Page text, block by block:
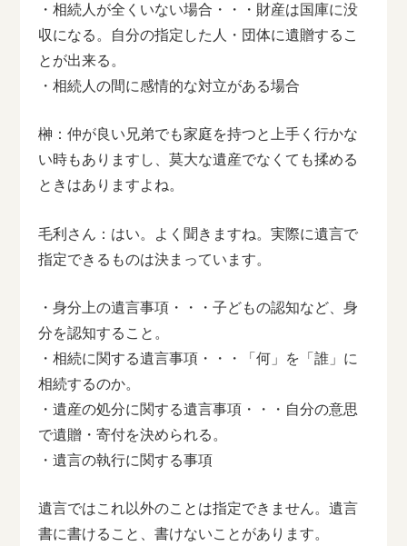
・相続人が全くいない場合・・・財産は国庫に没
収になる。自分の指定した人・団体に遺贈するこ
とが出来る。
・相続人の間に感情的な対立がある場合
榊：仲が良い兄弟でも家庭を持つと上手く行かな
い時もありますし、莫大な遺産でなくても揉める
ときはありますよね。
毛利さん：はい。よく聞きますね。実際に遺言で
指定できるものは決まっています。
・身分上の遺言事項・・・子どもの認知など、身
分を認知すること。
・相続に関する遺言事項・・・「何」を「誰」に
相続するのか。
・遺産の処分に関する遺言事項・・・自分の意思
で遺贈・寄付を決められる。
・遺言の執行に関する事項
遺言ではこれ以外のことは指定できません。遺言
書に書けること、書けないことがあります。